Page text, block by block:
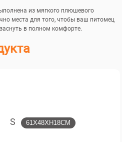
из мягкого плюшевого
места для того, чтобы ваш питомец
в полном комфорте.
S 61X48XH18CM